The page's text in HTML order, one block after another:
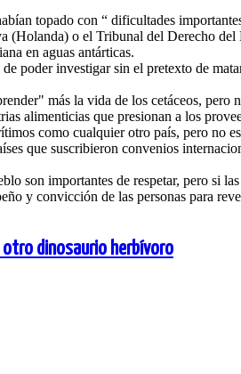
topado con “ dificultades
(Holanda) o el Tribunal del Derecho del
en aguas antárticas.
poder investigar sin el pretexto de
más la vida de los cetáceos,
alimenticias que presionan a los
como cualquier otro país, pero no
que suscribieron convenios
son importantes de respetar, pero si
y convicción de las personas para
otro dinosaurio herbívoro